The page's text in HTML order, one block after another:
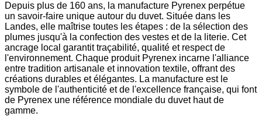
Depuis plus de 160 ans, la manufacture Pyrenex perpétue
un savoir-faire unique autour du duvet. Située dans les
Landes, elle maîtrise toutes les étapes : de la sélection des
plumes jusqu'à la confection des vestes et de la literie. Cet
ancrage local garantit traçabilité, qualité et respect de
l'environnement. Chaque produit Pyrenex incarne l'alliance
entre tradition artisanale et innovation textile, offrant des
créations durables et élégantes. La manufacture est le
symbole de l'authenticité et de l'excellence française, qui font
de Pyrenex une référence mondiale du duvet haut de
gamme.